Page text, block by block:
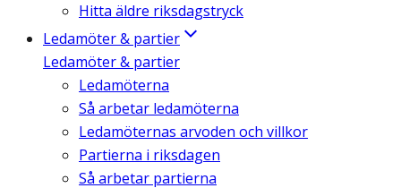
Hitta äldre riksdagstryck
Ledamöter & partier
Ledamöter & partier
Ledamöterna
Så arbetar ledamöterna
Ledamöternas arvoden och villkor
Partierna i riksdagen
Så arbetar partierna